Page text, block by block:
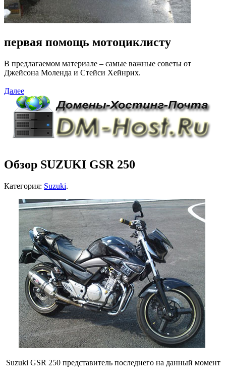
первая помощь мотоциклисту
В предлагаемом материале – самые важные советы от
Джейсона Моленда и Стейси Хейнрих.
Далее
Обзор SUZUKI GSR 250
Категория: Suzuki.
Suzuki GSR 250 представитель последнего на данный момент